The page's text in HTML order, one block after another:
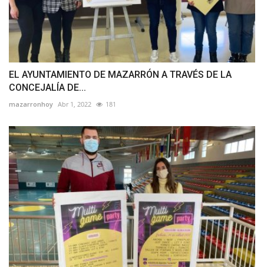
EL AYUNTAMIENTO DE MAZARRÓN A TRAVÉS DE LA
CONCEJALÍA DE...
mazarronhoy Abr 1, 2022 181